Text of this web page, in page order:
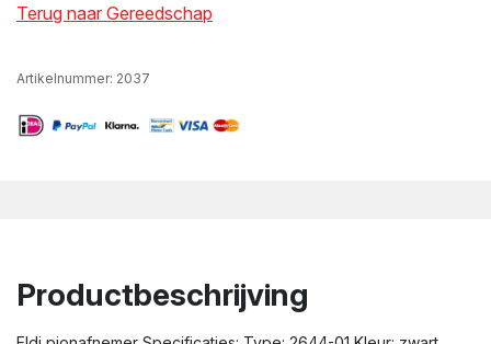
Terug naar Gereedschap
Artikelnummer: 2037
Productbeschrijving